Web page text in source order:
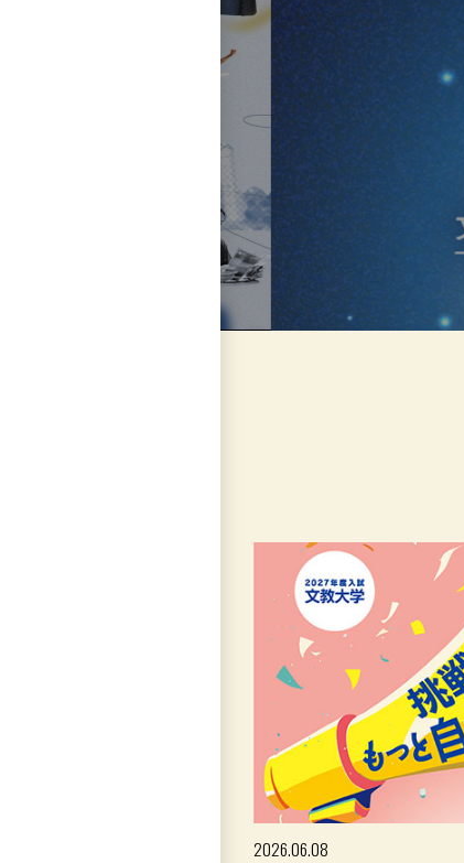
2026.06.08